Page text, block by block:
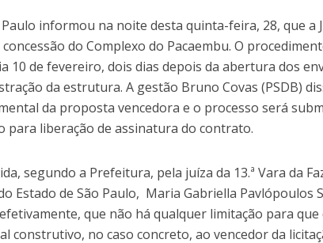
informou na noite desta quinta-feira, 28, que a
do Complexo do Pacaembu. O
10 de fevereiro, dois dias depois da abertura dos
da estrutura. A gestão Bruno Covas (PSDB)
da proposta vencedora e o processo será
para liberação de assinatura do contrato.
segundo a Prefeitura, pela juíza da 13.ª Vara da
Estado de São Paulo, Maria Gabriella Pavlópoulos
que não há qualquer limitação para
construtivo, no caso concreto, ao vencedor da